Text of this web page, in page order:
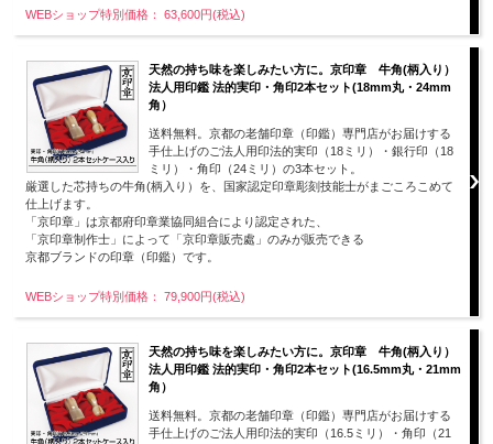
WEBショップ特別価格： 63,600円(税込)
天然の持ち味を楽しみたい方に。京印章 牛角(柄入り）
法人用印鑑 法的実印・角印2本セット(18mm丸・24mm
角）
送料無料。京都の老舗印章（印鑑）専門店がお届けする
手仕上げのご法人用印法的実印（18ミリ）・銀行印（18
ミリ）・角印（24ミリ）の3本セット。
厳選した芯持ちの牛角(柄入り）を、国家認定印章彫刻技能士がまごころこめて
仕上げます。
「京印章」は京都府印章業協同組合により認定された、
「京印章制作士」によって「京印章販売處」のみが販売できる
京都ブランドの印章（印鑑）です。
WEBショップ特別価格： 79,900円(税込)
天然の持ち味を楽しみたい方に。京印章 牛角(柄入り）
法人用印鑑 法的実印・角印2本セット(16.5mm丸・21mm
角）
送料無料。京都の老舗印章（印鑑）専門店がお届けする
手仕上げのご法人用印法的実印（16.5ミリ）・角印（21